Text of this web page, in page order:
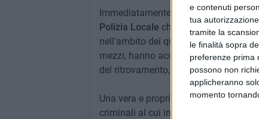
e contenuti
tua
tramite la
le finalità sopra
preferenze prima
possono non
applicheranno
momento
Immediatamente dopo la scoperta, i
Polizia Locale che dal Comando
di
nell'ambito dei quotidiani servizi di
mezzi, hanno accertato che le due
del ritrovamento, portate nelle
Una vera e propria piaga del
criminali al cui interno opera una